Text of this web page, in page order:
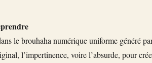
le brouhaha numérique uniforme généré
l’impertinence, voire l’absurde, pour